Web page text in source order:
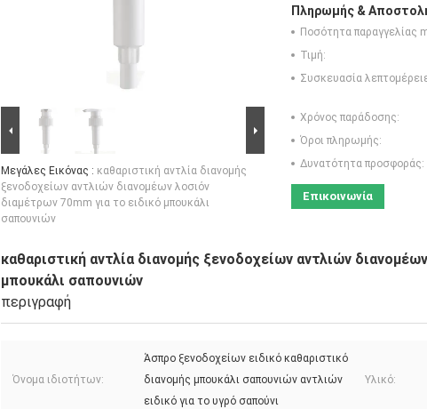
Μεγάλες Εικόνας : καθαριστική αντλία διανομής
ξενοδοχείων αντλιών διανομέων λοσιόν
διαμέτρων 70mm για το ειδικό μπουκάλι
σαπουνιών
Πληρωμής &
Ποσότητα παραγγελίας
Τιμή:
Συσκευασία
Χρόνος παράδοσης:
Όροι πληρωμής:
Δυνατότητα προσφοράς:
Επικοινωνία
καθαριστική αντλία διανομής ξενοδοχείων αντλιών
μπουκάλι σαπουνιών
περιγραφή
Όνομα ιδιοτήτων:
Άσπρο ξενοδοχείων ειδικό καθαριστικό
διανομής μπουκάλι σαπουνιών αντλιών
ειδικό για το υγρό σαπούνι
Υλικό: